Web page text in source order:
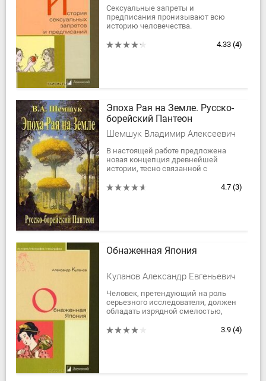
Сексуальные запреты и
предписания пронизывают всю
историю человечества.
законодатели, мыслители и
4.33 (4)
Эпоха Рая на Земле. Русско-
борейский Пантеон
Шемшук Владимир Алексеевич
В настоящей работе предложена
новая концепция древнейшей
истории, тесно связанной с
особенности восточного, которое
4.7 (3)
Обнаженная Япония
Куланов Александр Евгеньевич
Человек, претендующий на роль
серьезного исследователя, должен
обладать изрядной смелостью,
сексуальной культуре другого
3.9 (4)